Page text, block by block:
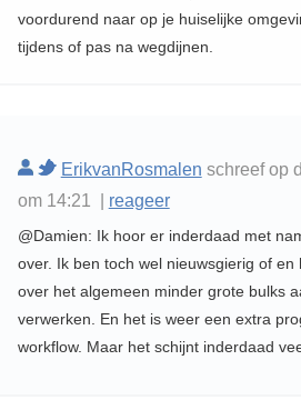
voordurend naar op je huiselijke
tijdens of pas na wegdijnen.
ErikvanRosmalen schreef op
om 14:21 | reageer
@Damien: Ik hoor er inderdaad met
over. Ik ben toch wel nieuwsgierig of
over het algemeen minder grote bulks
verwerken. En het is weer een extra
workflow. Maar het schijnt inderdaad